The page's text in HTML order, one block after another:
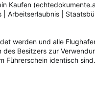
Kaufen
| Arbeitserlaubnis |
werden und alle
Besitzers zur
Führerschein identisch sind.